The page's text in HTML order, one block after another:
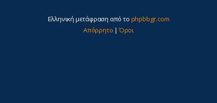
Ελληνική μετάφραση από το phpbbgr.com
Απόρρητο |Όροι